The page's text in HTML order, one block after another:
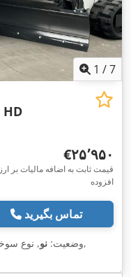
1 /7
‎€۲۵٬۹۵۰
قیمت ثابت به اضافه مالیات بر
افزوده
تماس بگیرید
وضعیت: نو, نوع ,